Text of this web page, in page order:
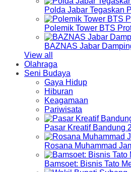
Polda Jabar Tegaskan
Polemik Tower BTS
BAZNAS Jabar
View all
Olahraga
Seni Budaya
Gaya Hidup
Hiburan
Keagamaan
Pariwisata
Pasar Kreatif Bandung
Rosana Muhammad
Bamsoet: Bisnis Tato